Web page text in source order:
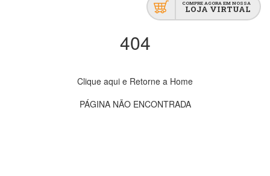
COMPRE AGORA EM NOSSA
LOJA VIRTUAL
404
Clique aqui e Retorne a Home
PÁGINA NÃO ENCONTRADA